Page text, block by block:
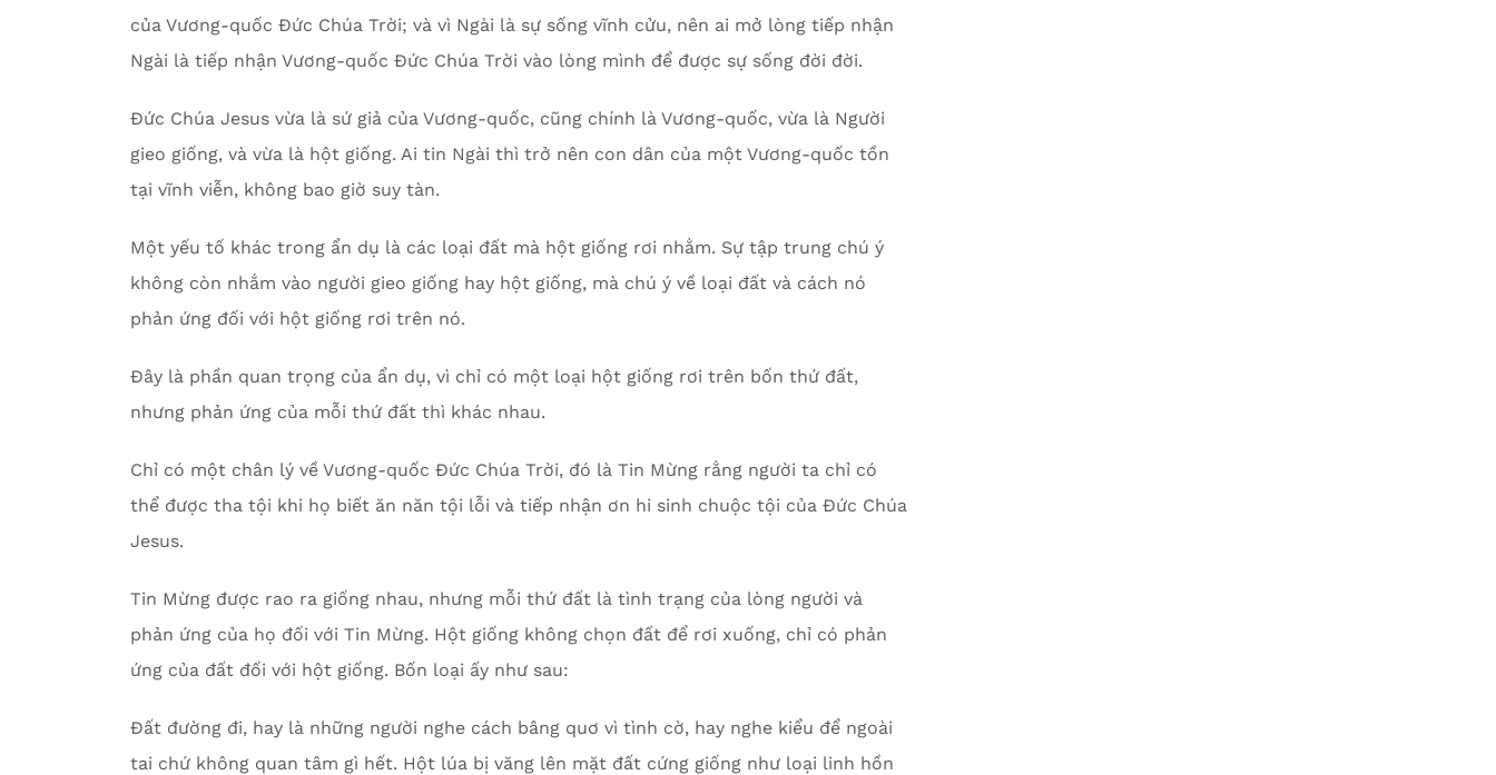
của Vương-quốc Đức Chúa Trời; và vì Ngài là sự sống vĩnh cửu, nên ai mở lòng tiếp nhận
Ngài là tiếp nhận Vương-quốc Đức Chúa Trời vào lòng mình để được sự sống đời đời.
Đức Chúa Jesus vừa là sứ giả của Vương-quốc, cũng chính là Vương-quốc, vừa là Người
gieo giống, và vừa là hột giống. Ai tin Ngài thì trở nên con dân của một Vương-quốc tồn
tại vĩnh viễn, không bao giờ suy tàn.
Một yếu tố khác trong ẩn dụ là các loại đất mà hột giống rơi nhằm. Sự tập trung chú ý
không còn nhắm vào người gieo giống hay hột giống, mà chú ý về loại đất và cách nó
phản ứng đối với hột giống rơi trên nó.
Đây là phần quan trọng của ẩn dụ, vì chỉ có một loại hột giống rơi trên bốn thứ đất,
nhưng phản ứng của mỗi thứ đất thì khác nhau.
Chỉ có một chân lý về Vương-quốc Đức Chúa Trời, đó là Tin Mừng rằng người ta chỉ có
thể được tha tội khi họ biết ăn năn tội lỗi và tiếp nhận ơn hi sinh chuộc tội của Đức Chúa
Jesus.
Tin Mừng được rao ra giống nhau, nhưng mỗi thứ đất là tình trạng của lòng người và
phản ứng của họ đối với Tin Mừng. Hột giống không chọn đất để rơi xuống, chỉ có phản
ứng của đất đối với hột giống. Bốn loại ấy như sau:
Đất đường đi, hay là những người nghe cách bâng quơ vì tình cờ, hay nghe kiểu để ngoài
tai chứ không quan tâm gì hết. Hột lúa bị văng lên mặt đất cứng giống như loại linh hồn